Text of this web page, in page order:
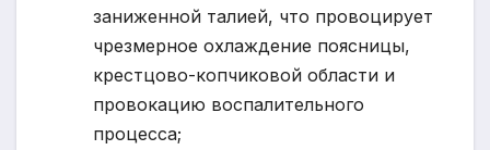
заниженной талией, что провоцирует
чрезмерное охлаждение поясницы,
крестцово-копчиковой области и
провокацию воспалительного
процесса;